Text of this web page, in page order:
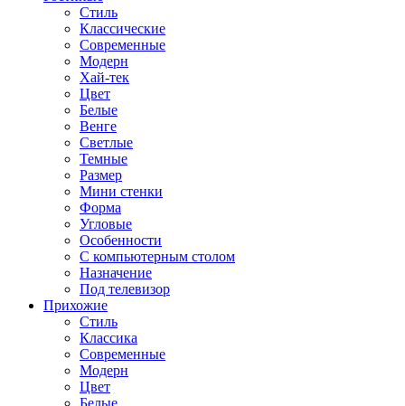
Стиль
Классические
Современные
Модерн
Хай-тек
Цвет
Белые
Венге
Светлые
Темные
Размер
Мини стенки
Форма
Угловые
Особенности
С компьютерным столом
Назначение
Под телевизор
Прихожие
Стиль
Классика
Современные
Модерн
Цвет
Белые